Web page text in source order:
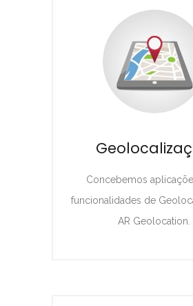
Concebemos
funcionalidades de
AR Geolocation.